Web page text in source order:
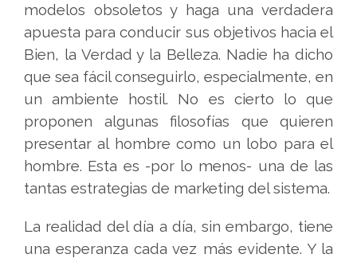
modelos obsoletos y haga una verdadera
apuesta para conducir sus objetivos hacia el
Bien, la Verdad y la Belleza. Nadie ha dicho
que sea fácil conseguirlo, especialmente, en
un ambiente hostil. No es cierto lo que
proponen algunas filosofías que quieren
presentar al hombre como un lobo para el
hombre. Esta es -por lo menos- una de las
tantas estrategias de marketing del sistema.
La realidad del día a día, sin embargo, tiene
una esperanza cada vez más evidente. Y la